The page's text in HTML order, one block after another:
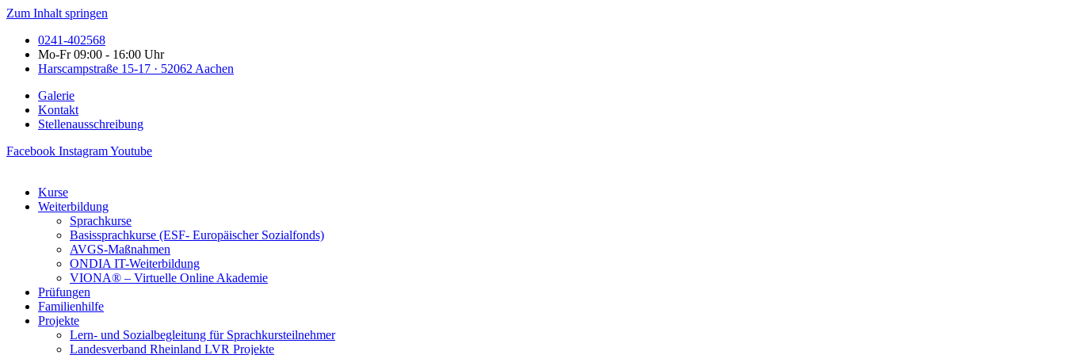
Zum Inhalt springen
0241-402568
Mo-Fr 09:00 - 16:00 Uhr
Harscampstraße 15-17 · 52062 Aachen
Galerie
Kontakt
Stellenausschreibung
Facebook InstagramYoutube
Kurse
Weiterbildung
Sprachkurse
Basissprachkurse (ESF- Europäischer Sozialfonds)
AVGS-Maßnahmen
ONDIA IT-Weiterbildung
VIONA® – Virtuelle Online Akademie
Prüfungen
Familienhilfe
Projekte
Lern- und Sozialbegleitung für Sprachkursteilnehmer
Landesverband Rheinland LVR Projekte